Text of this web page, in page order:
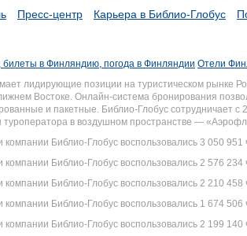
Пресс-центр Карьера в Библио-Глобус
в Финляндию, погода в Финляндии Отели
лидирующие позиции на туристическом рынке
Востоке. Онлайн-система бронирования
и пакетные. Библио-Глобус сотрудничает
в воздушном пространстве —
компании Библио-Глобус воспользовались 3 050 951
компании Библио-Глобус воспользовались 2 576 234
компании Библио-Глобус воспользовались 2 210 458
компании Библио-Глобус воспользовались 1 674 506
компании Библио-Глобус воспользовались 2 199 140